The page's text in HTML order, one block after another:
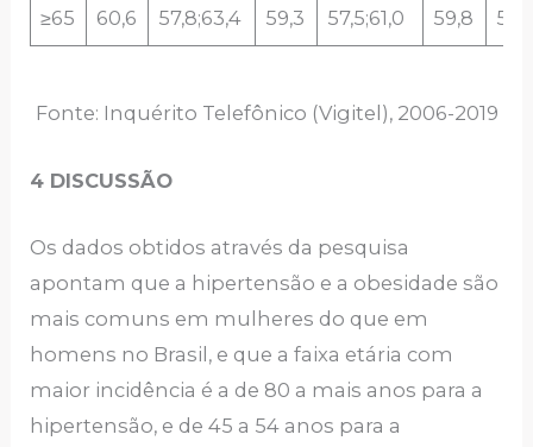
≥65 60,6 57,8;63,4 59,3 57,5;61,0 59,8
Fonte: Inquérito Telefônico (Vigitel), 2006-2019
4 DISCUSSÃO
Os dados obtidos através da pesquisa
apontam que a hipertensão e a obesidade são
mais comuns em mulheres do que em
homens no Brasil, e que a faixa etária com
maior incidência é a de 80 a mais anos para a
hipertensão, e de 45 a 54 anos para a